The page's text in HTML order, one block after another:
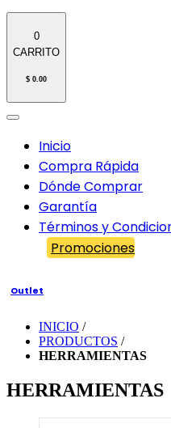
0
CARRITO
$ 0.00
Inicio
Compra Rápida
Dónde Comprar
Garantía
Términos y
Promociones
Outlet
INICIO /
PRODUCTOS /
HERRAMIENTAS
HERRAMIENTAS